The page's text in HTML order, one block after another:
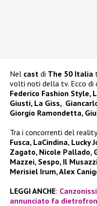
Nel cast di The 50 Italia
volti noti della tv. Ecco di
Federico Fashion Style,
Giusti, La Giss,
Giorgio Ramondetta,
Tra i concorrenti del
Fusca, LaCindina, Lucky
Zagato, Nicole Pallado,
Mazzei, Sespo, Il
Merisiel Irum, Alex
LEGGI ANCHE:
annunciato fa